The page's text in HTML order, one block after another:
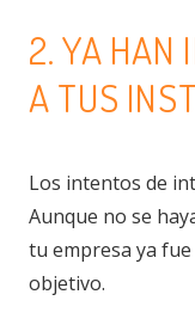
2. YA HAN
A TUS
Los intentos de
Aunque no se
tu empresa ya
objetivo.